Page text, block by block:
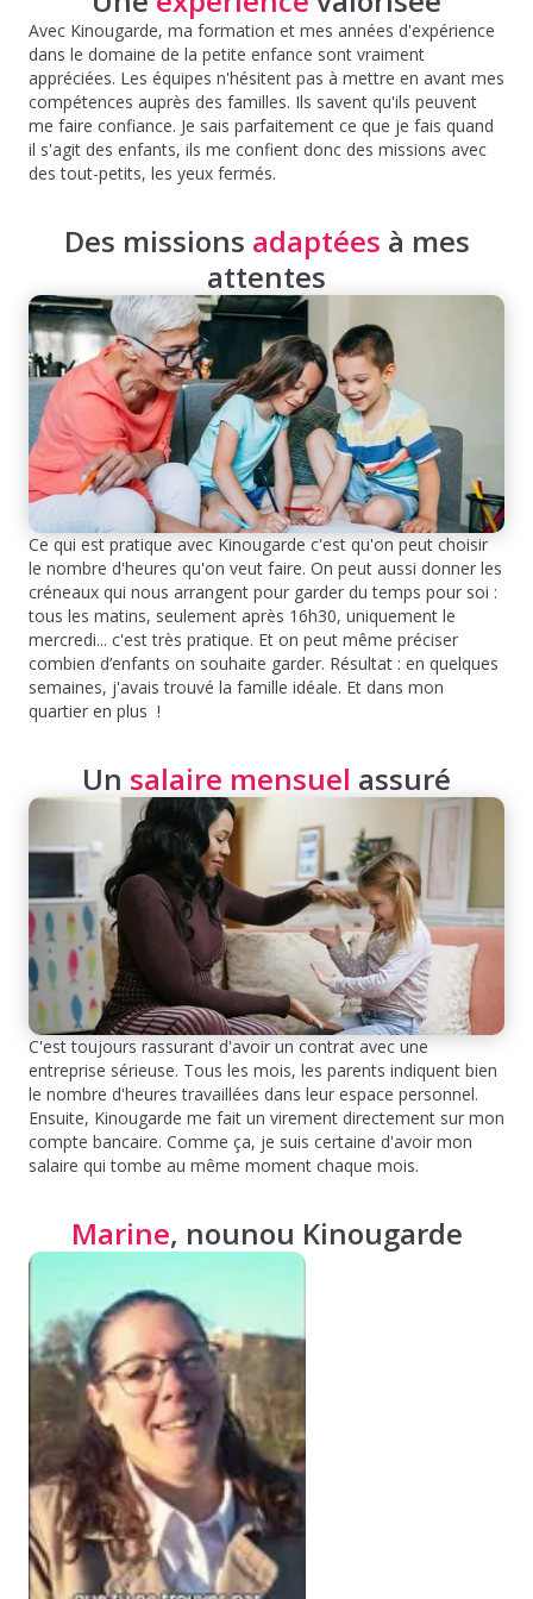
Avec Kinougarde, ma formation et mes années d'expérience
dans le domaine de la petite enfance sont vraiment
appréciées. Les équipes n'hésitent pas à mettre en avant mes
compétences auprès des familles. Ils savent qu'ils peuvent
me faire confiance. Je sais parfaitement ce que je fais quand
il s'agit des enfants, ils me confient donc des missions avec
des tout-petits, les yeux fermés.
Des missions adaptées à mes
attentes
Ce qui est pratique avec Kinougarde c'est qu'on peut choisir
le nombre d'heures qu'on veut faire. On peut aussi donner les
créneaux qui nous arrangent pour garder du temps pour soi :
tous les matins, seulement après 16h30, uniquement le
mercredi... c'est très pratique. Et on peut même préciser
combien d’enfants on souhaite garder. Résultat : en quelques
semaines, j'avais trouvé la famille idéale. Et dans mon
quartier en plus !
Un salaire mensuel assuré
C'est toujours rassurant d'avoir un contrat avec une
entreprise sérieuse. Tous les mois, les parents indiquent bien
le nombre d'heures travaillées dans leur espace personnel.
Ensuite, Kinougarde me fait un virement directement sur mon
compte bancaire. Comme ça, je suis certaine d'avoir mon
salaire qui tombe au même moment chaque mois.
Marine, nounou Kinougarde